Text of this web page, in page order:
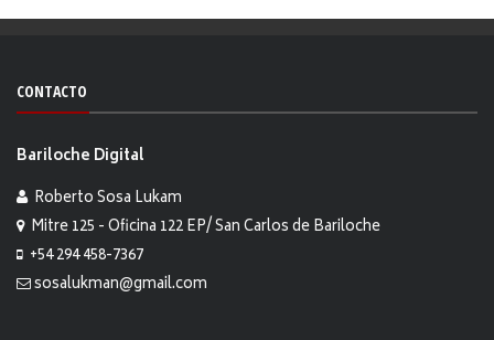
CONTACTO
Bariloche Digital
Roberto Sosa Lukam
Mitre 125 - Oficina 122 EP/ San Carlos de Bariloche
+54 294 458-7367
sosalukman@gmail.com